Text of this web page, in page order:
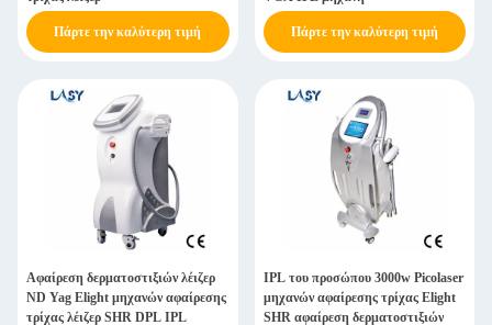
Πάρτε την καλύτερη τιμή Πάρτε την καλύτερη τιμή
Αφαίρεση δερματοστιξιών λέιζερ
ND Yag Elight μηχανών αφαίρεσης
τρίχας λέιζερ SHR DPL IPL
IPL του προσώπου 3000w Picolaser
μηχανών αφαίρεσης τρίχας Elight
SHR αφαίρεση δερματοστιξιών